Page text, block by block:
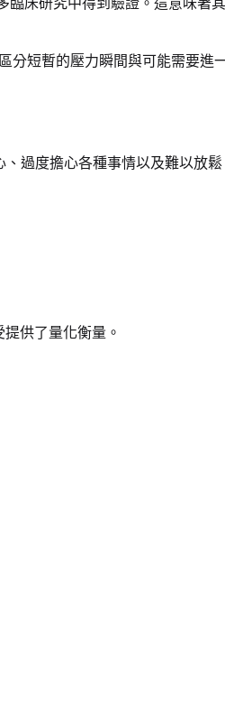
床研究中得到驗證。這意味著
短暫的壓力瞬間與可能需要進
、過度擔心各種事情以及難以放
供了量化衡量。